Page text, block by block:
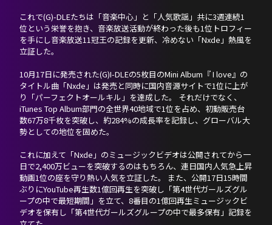
これで(G)-DLEたちは「音楽中心」と「人気歌謡」共に3週連続1
位という栄誉を抱き、音楽放送活動が終わった後も1位トロフィー
を手にし音楽放送11冠王の記録を更新、冷めない「Nxde」熱風を
立証した。
10月17日に発売された(G)I-DLEの5枚目のMini Album『 I love』の
タイトル曲「Nxde」は発売と同時に国内音源サイトで1位に上が
り「パーフェクトオールキル」を達成した。 それだけでなく、
iTunes Top Album部門の全世界40地域で1位を占め、初動販売台
数67万8千枚を突破し、約284%の成長率を記録し、グローバル大
勢としての地位を固めた。
これに加えて「Nxde」のミュージックビデオは公開されてから一
日で2,400万ビューを突破するのはもちろん、連日国内人気急上昇
動画1位の座を守り熱い人気を立証した。 また、公開17日15時間
ぶりにYouTube再生数1億回再生を突破し「第4世代ガールズグル
ープの中で最短期間」を立て、8番目の1億回再生ミュージックビ
デオを保有し「第4世代ガールズグループの中で最多保有」記録を
PROFILE
DISCOGRAPHY
NEVERLAND JAPAN